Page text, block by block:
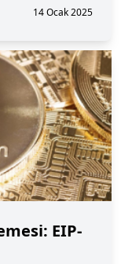
14 Ocak 2025
EIP-